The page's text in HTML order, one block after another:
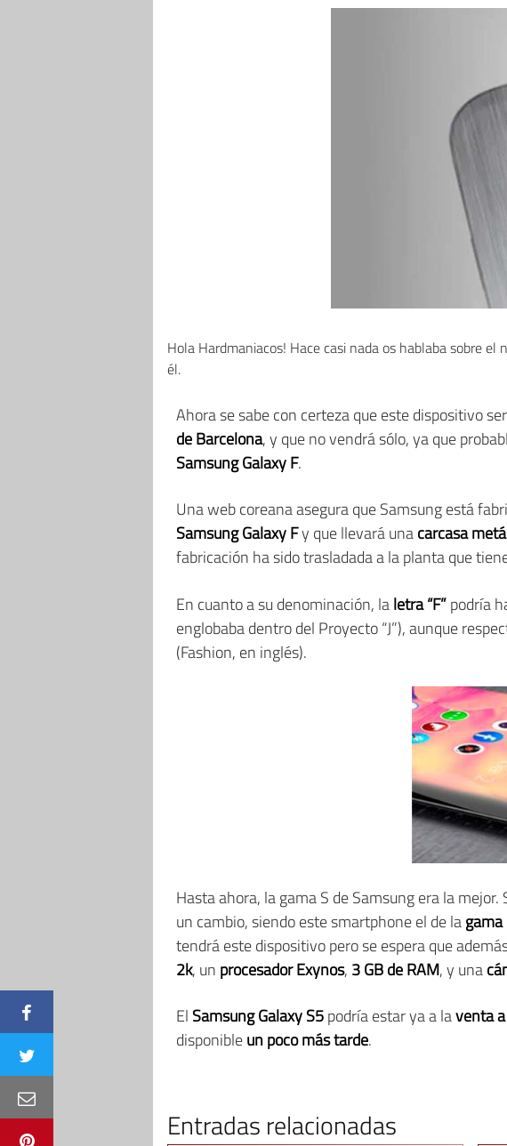
Hola Hardmaniacos! Hace casi nada os hablaba sobre el
él.
Ahora se sabe con certeza que este dispositivo
de Barcelona, y que no vendrá sólo, ya que
Samsung Galaxy F.
Una web coreana asegura que Samsung está
Samsung Galaxy Fy que llevará unacarcasa
fabricación ha sido trasladada a la planta que
En cuanto a su denominación, laletra “F”podría
englobaba dentro del Proyecto “J”), aunque
(Fashion, en inglés).
Hasta ahora, la gama S de Samsung era la
un cambio, siendo este smartphone el de la
tendrá este dispositivo pero se espera que
2k, un procesador Exynos, 3 GB de RAM, y una
El Samsung Galaxy S5podría estar ya a laventa
disponibleun poco más tarde.
Entradas relacionadas